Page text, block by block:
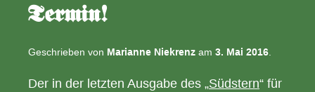
Termin!
Geschrieben von Marianne Niekrenz am 3. Mai 2016.
Der in der letzten Ausgabe des „Südstern“ für